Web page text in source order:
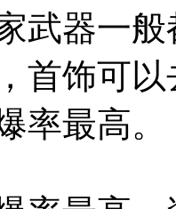
武器一
首饰可
率最高。